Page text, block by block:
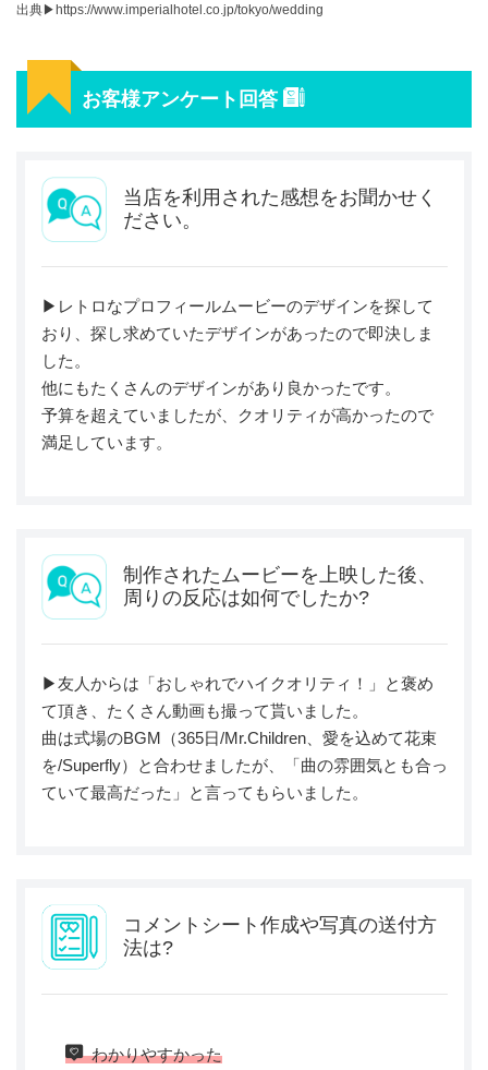
出典▶︎https://www.imperialhotel.co.jp/tokyo/wedding
お客様アンケート回答
当店を利用された感想をお聞かせく
ださい。
▶︎レトロなプロフィールムービーのデザインを探して
おり、探し求めていたデザインがあったので即決しま
した。
他にもたくさんのデザインがあり良かったです。
予算を超えていましたが、クオリティが高かったので
満足しています。
制作されたムービーを上映した後、
周りの反応は如何でしたか?
▶︎友人からは「おしゃれでハイクオリティ！」と褒め
て頂き、たくさん動画も撮って貰いました。
曲は式場のBGM（365日/Mr.Children、愛を込めて花束
を/Superfly）と合わせましたが、「曲の雰囲気とも合っ
ていて最高だった」と言ってもらいました。
コメントシート作成や写真の送付方
法は?
わかりやすかった